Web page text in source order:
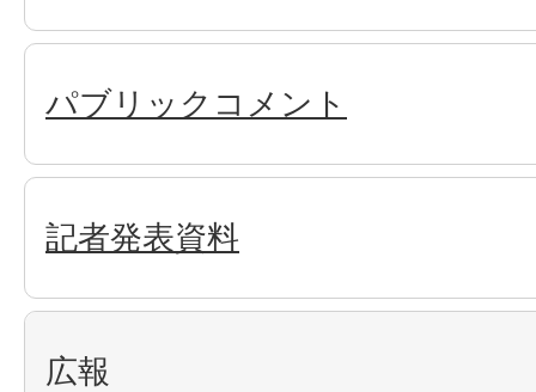
パブリックコメント
記者発表資料
広報